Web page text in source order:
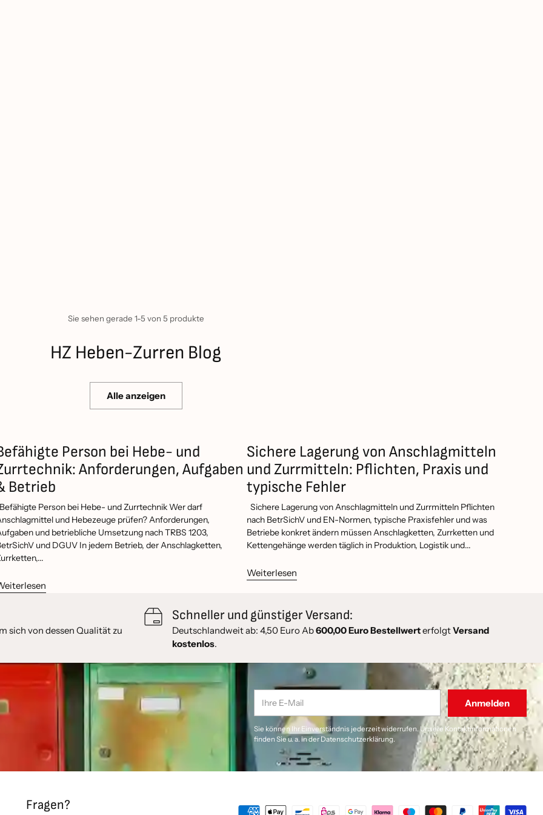
Maßgeblich sind die
u. a. Zurrart, Zurrwinkel, Reibwert und Anzahl
vom Handling ab. Als Orientierung:
die Kette tauschen möchten und vorhandene
sind Anschlagmittel nach den dafür
den Weg zwischen den Zurrpunkten und planen Sie
gewünschte Länge sowie
13mm
Sie sehen gerade 1-5 von 5 produkte
HZ Heben-Zurren Blog
Alle anzeigen
Person bei Hebe- und
Anforderungen, Aufgaben
Betrieb
Befähigte Person bei Hebe- und Zurrtechnik Wer darf
und Hebezeuge prüfen? Anforderungen,
und betriebliche Umsetzung nach TRBS 1203,
und DGUV In jedem Betrieb, der Anschlagketten,
Sichere Lagerung von Anschlagmitteln
und Zurrmitteln: Pflichten, Praxis und
typische Fehler
Sichere Lagerung von Anschlagmitteln und Zurrmitteln Pflichten
nach BetrSichV und EN-Normen, typische Praxisfehler und was
Betriebe konkret ändern müssen Anschlagketten, Zurrketten und
Kettengehänge werden täglich in Produktion, Logistik und...
Weiterlesen
sich von dessen Qualität zu
Schneller und günstiger Versand:
Deutschlandweit ab: 4,50 Euro Ab600,00 Euro BestellwerterfolgtVersand
kostenlos.
E-
Anmelden
Sie können Ihr Einverständnis jederzeit widerrufen. Unsere Kontaktinformationen
finden Sie u. a. in der Datenschutzerklärung.
Fragen?